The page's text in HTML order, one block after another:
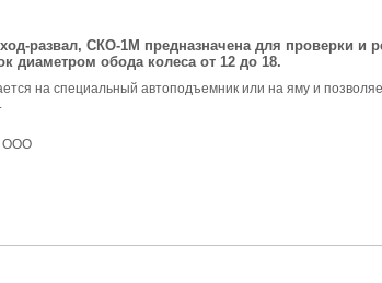
развал, СКО-1М предназначена для проверки и
диаметром обода колеса от 12 до 18.
на специальный автоподъемник или на яму и
ООО